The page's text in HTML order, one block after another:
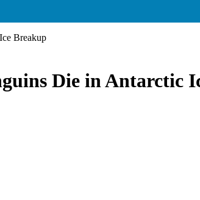
Breakup
Die in Antarctic